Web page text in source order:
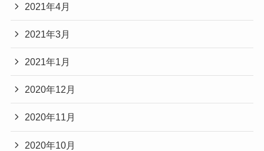
2021年4月
2021年3月
2021年1月
2020年12月
2020年11月
2020年10月